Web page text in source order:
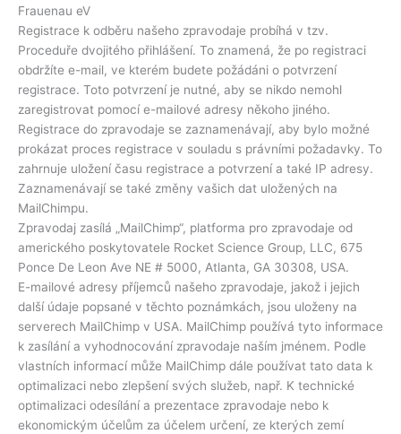
Frauenau eV
Registrace k odběru našeho zpravodaje probíhá v tzv.
Proceduře dvojitého přihlášení. To znamená, že po registraci
obdržíte e-mail, ve kterém budete požádáni o potvrzení
registrace. Toto potvrzení je nutné, aby se nikdo nemohl
zaregistrovat pomocí e-mailové adresy někoho jiného.
Registrace do zpravodaje se zaznamenávají, aby bylo možné
prokázat proces registrace v souladu s právními požadavky. To
zahrnuje uložení času registrace a potvrzení a také IP adresy.
Zaznamenávají se také změny vašich dat uložených na
MailChimpu.
Zpravodaj zasílá „MailChimp“, platforma pro zpravodaje od
amerického poskytovatele Rocket Science Group, LLC, 675
Ponce De Leon Ave NE # 5000, Atlanta, GA 30308, USA.
E-mailové adresy příjemců našeho zpravodaje, jakož i jejich
další údaje popsané v těchto poznámkách, jsou uloženy na
serverech MailChimp v USA. MailChimp používá tyto informace
k zasílání a vyhodnocování zpravodaje naším jménem. Podle
vlastních informací může MailChimp dále používat tato data k
optimalizaci nebo zlepšení svých služeb, např. K technické
optimalizaci odesílání a prezentace zpravodaje nebo k
ekonomickým účelům za účelem určení, ze kterých zemí